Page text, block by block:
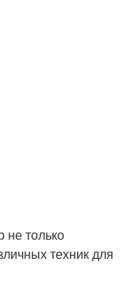
не только
техник для